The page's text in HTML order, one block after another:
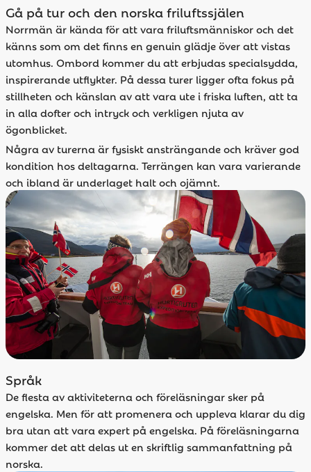
Gå på tur och den norska friluftssjälen
Norrmän är kända för att vara friluftsmänniskor och det
känns som om det finns en genuin glädje över att vistas
utomhus. Ombord kommer du att erbjudas specialsydda,
inspirerande utflykter. På dessa turer ligger ofta fokus på
stillheten och känslan av att vara ute i friska luften, att ta
in alla dofter och intryck och verkligen njuta av
ögonblicket.
Några av turerna är fysiskt ansträngande och kräver god
kondition hos deltagarna. Terrängen kan vara varierande
och ibland är underlaget halt och ojämnt.
Språk
De flesta av aktiviteterna och föreläsningar sker på
engelska. Men för att promenera och uppleva klarar du dig
bra utan att vara expert på engelska. På föreläsningarna
kommer det att delas ut en skriftlig sammanfattning på
norska.